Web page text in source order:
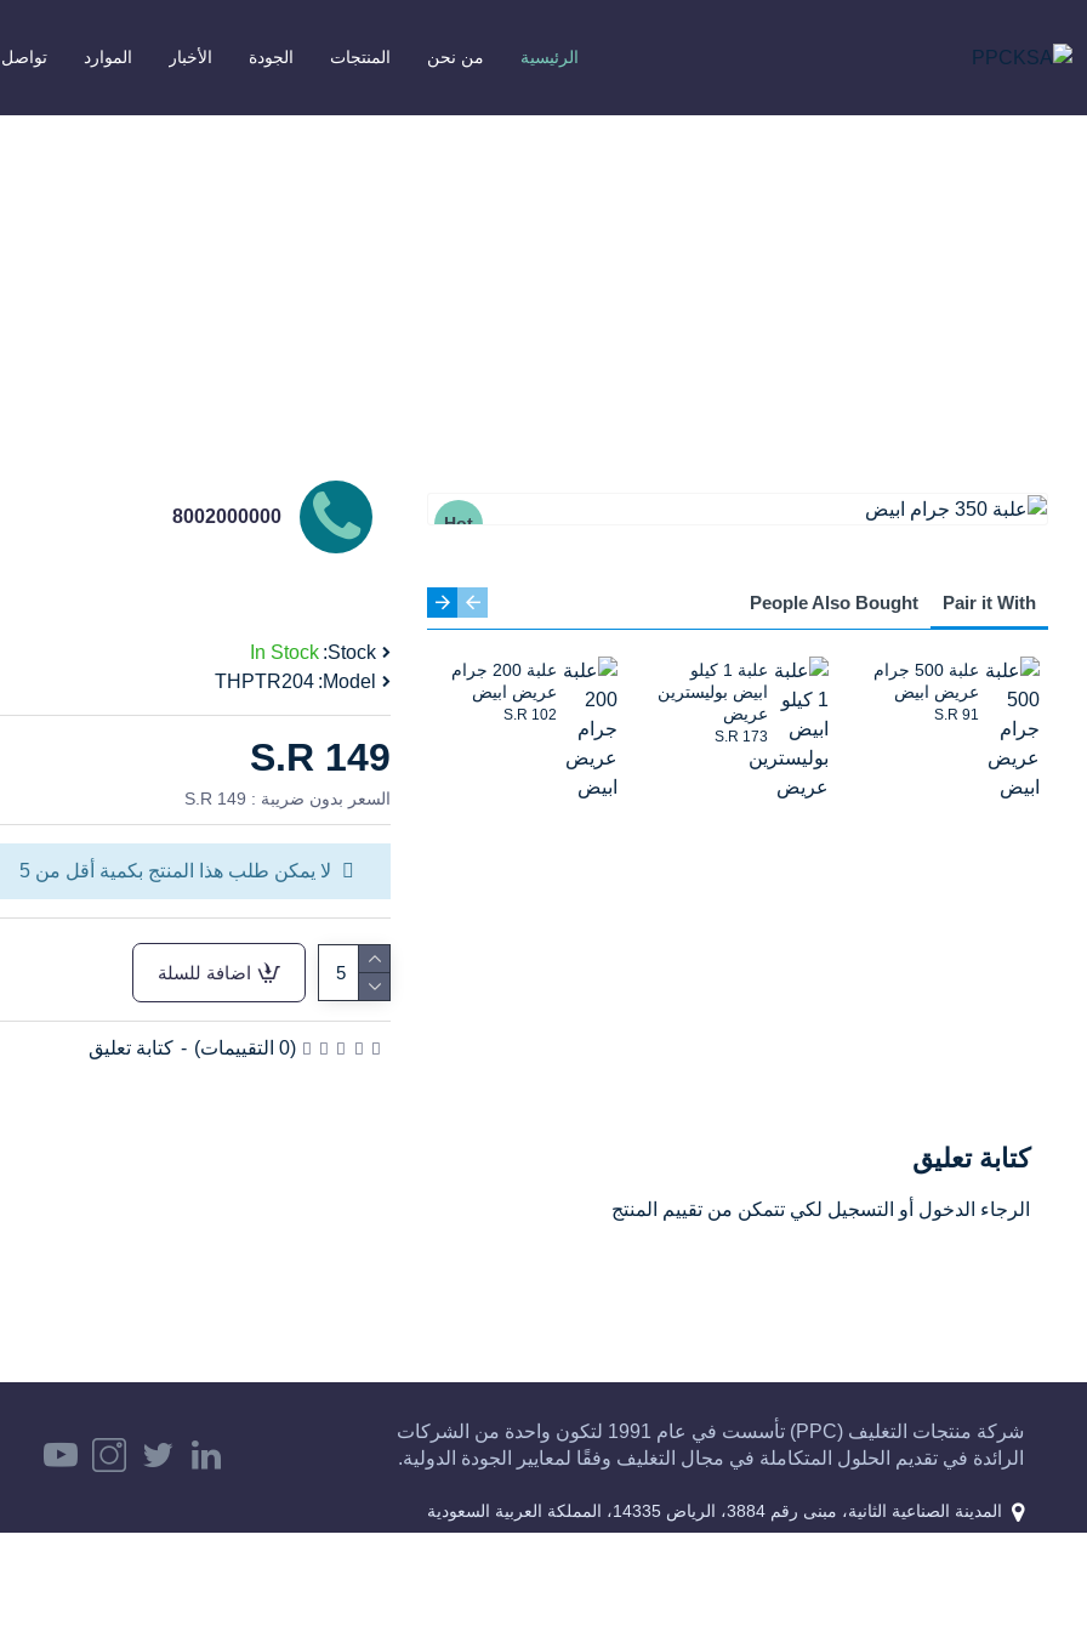
الرئيسية من نحن المنتجات الجودة الأخبار الموارد تواصل
Hot
Pair it With
People Also Bought
علبة 500 جرام
عريض ابيض
S.R 91
علبة 1 كيلو
ابيض بوليسترين
عريض
S.R 173
علبة 200 جرام
عريض ابيض
S.R 102
كوب عصير 16
اونص ابيض
S.R 148
8002000000
Stock:
In Stock
Model:
THPTR204
(0 التقييمات) - كتابة تعليق
S.R 149
السعر بدون ضريبة : S.R 149
اضافة للسلة
لا يمكن طلب هذا المنتج بكمية أقل من 5
كتابة تعليق
الرجاء الدخول أو التسجيل لكي تتمكن من تقييم المنتج
شركة منتجات التغليف (PPC) تأسست في عام 1991 لتكون واحدة من الشركات
الرائدة في تقديم الحلول المتكاملة في مجال التغليف وفقًا لمعايير الجودة الدولية.
المدينة الصناعية الثانية، مبنى رقم 3884، الرياض 14335، المملكة العربية السعودية